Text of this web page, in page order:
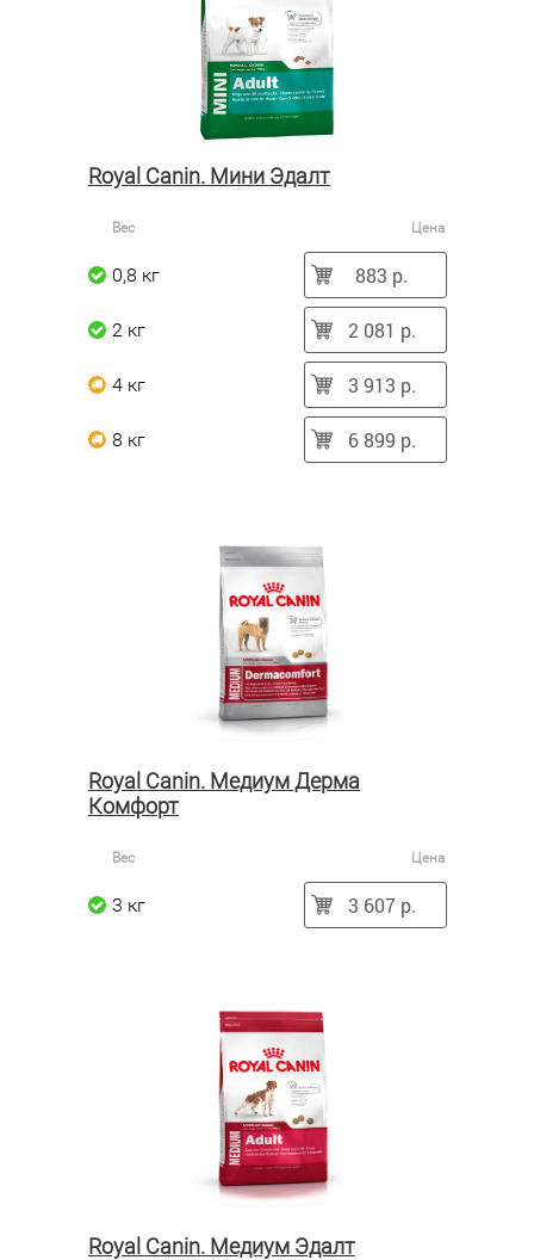
Royal Canin. Мини Эдалт
Вес Цена
0,8 кг 883 р.
2 кг 2 081 р.
4 кг 3 913 р.
8 кг 6 899 р.
Royal Canin. Медиум Дерма
Комфорт
Вес Цена
3 кг 3 607 р.
Royal Canin. Медиум Эдалт